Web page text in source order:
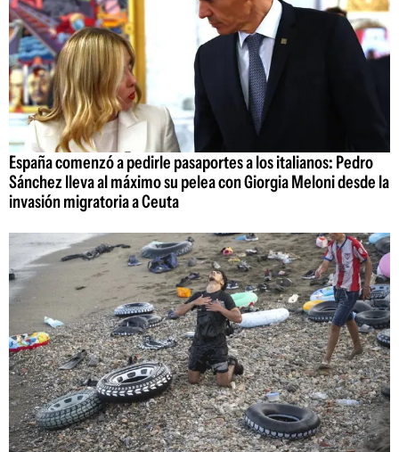
España comenzó a pedirle pasaportes a los italianos: Pedro
Sánchez lleva al máximo su pelea con Giorgia Meloni desde la
invasión migratoria a Ceuta